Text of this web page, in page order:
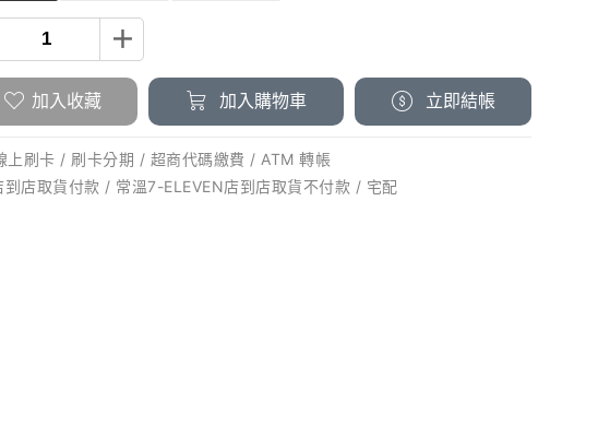
加入收藏 加入購物車 立即結帳
上刷卡 / 刷卡分期 / 超商代碼繳費 / ATM 轉帳
到店取貨付款 / 常溫7-ELEVEN店到店取貨不付款 / 宅配